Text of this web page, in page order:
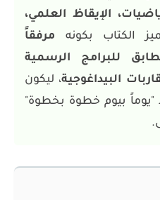
الإيقاظ العلمي،
الكتاب بكونه مرفقاً
للبرامج الرسمية
البيداغوجية، ليكون
"يوماً بيوم خطوة بخطوة"